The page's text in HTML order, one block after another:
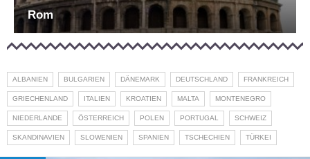
Rom
ALBANIEN BULGARIEN DÄNEMARK DEUTSCHLAND FRANKREICH
GRIECHENLAND ITALIEN KROATIEN MALTA MONTENEGRO
NIEDERLANDE ÖSTERREICH POLEN PORTUGAL SCHWEIZ
SKANDINAVIEN SLOWENIEN SPANIEN TSCHECHIEN TÜRKEI